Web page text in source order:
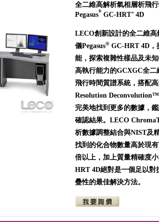
全二維高解析氣相層析飛
Pegasus® GC-HRT+ 4D
LECO創新設計的全二維
儀Pegasus® GC-HRT 4D，
能，探索複雜性樣品及未
高執行能力的GCXGC全
飛行時間質譜系統，搭配
Resolution
完美地找到更多的數據，
確認結果。LECO
析數據調整結合與NIST及
找到的化合物數量高於現
倍以上，加上質量精確度小
HRT 4D絕對是一個足以對
疊性的最佳解決方法。